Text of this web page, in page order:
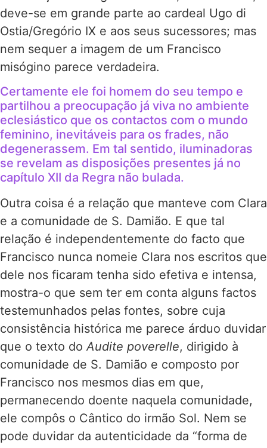
deve-se em grande parte ao cardeal Ugo di
Ostia/Gregório IX e aos seus sucessores; mas
nem sequer a imagem de um Francisco
misógino parece verdadeira.
Certamente ele foi homem do seu tempo e
partilhou a preocupação já viva no ambiente
eclesiástico que os contactos com o mundo
feminino, inevitáveis para os frades, não
degenerassem. Em tal sentido, iluminadoras
se revelam as disposições presentes já no
capítulo XII da Regra não bulada.
Outra coisa é a relação que manteve com Clara
e a comunidade de S. Damião. E que tal
relação é independentemente do facto que
Francisco nunca nomeie Clara nos escritos que
dele nos ficaram tenha sido efetiva e intensa,
mostra-o que sem ter em conta alguns factos
testemunhados pelas fontes, sobre cuja
consistência histórica me parece árduo duvidar
que o texto doAudite poverelle, dirigido à
comunidade de S. Damião e composto por
Francisco nos mesmos dias em que,
permanecendo doente naquela comunidade,
ele compôs o Cântico do irmão Sol. Nem se
pode duvidar da autenticidade da “forma de